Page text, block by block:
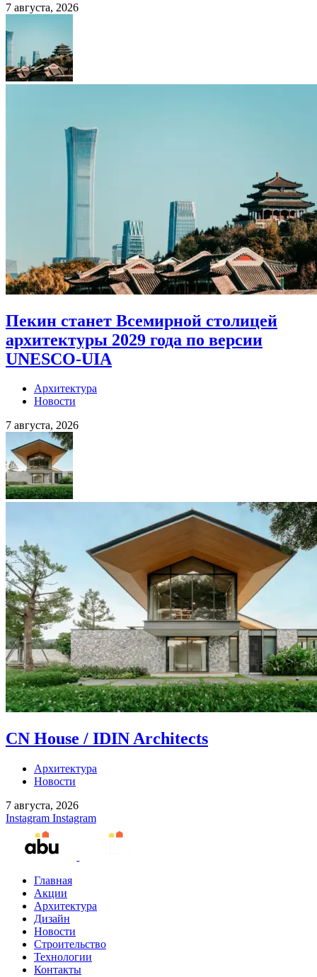
7 августа, 2026
Пекин станет Всемирной столицей
архитектуры 2029 года по версии
UNESCO-UIA
Архитектура
Новости
7 августа, 2026
CN House / IDIN Architects
Архитектура
Новости
7 августа, 2026
Instagram Instagram
Главная
Акции
Архитектура
Дизайн
Новости
Строительство
Технологии
Контакты